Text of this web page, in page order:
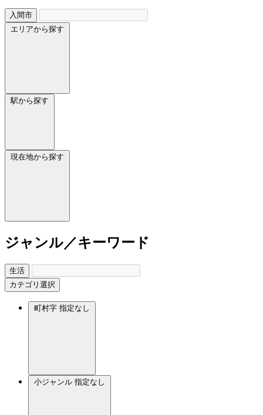
入間市
エリアから探す
駅から探す
現在地から探す
ジャンル／キーワード
生活
カテゴリ選択
町村字 指定なし
小ジャンル 指定なし